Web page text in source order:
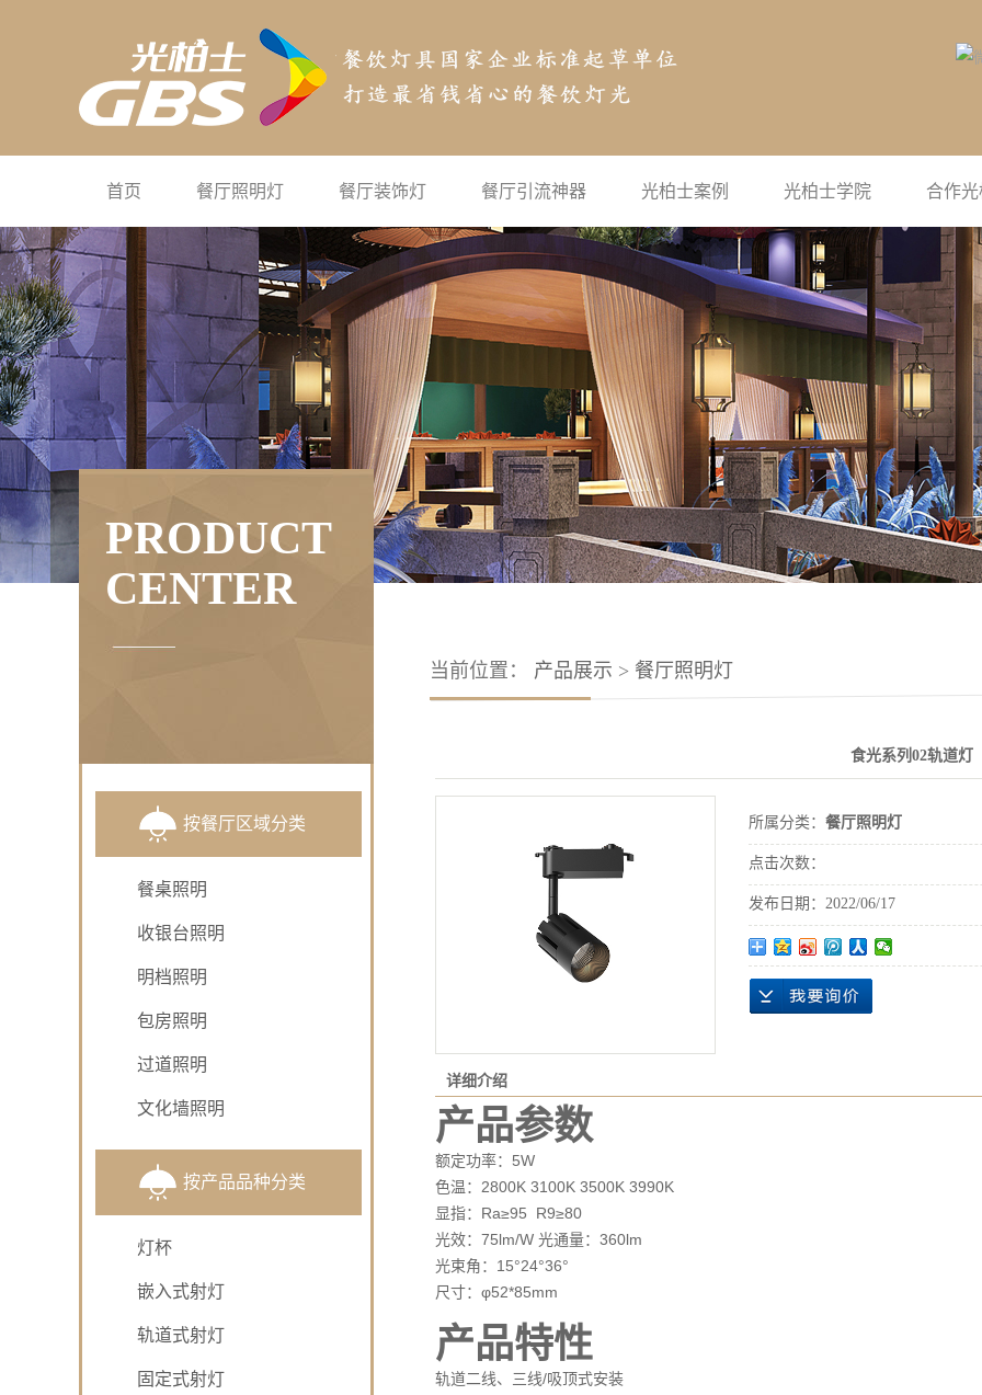
首页 餐厅照明灯 餐厅装饰灯 餐厅引流神器
空气投影
地面互动投影
宴会厅全息投影
光柏士案例 光柏士学院
公司新闻
行业新闻
灯光学院
合作
PRODUCT
CENTER
按餐厅区域分类
餐桌照明
收银台照明
明档照明
包房照明
过道照明
文化墙照明
按产品品种分类
灯杯
嵌入式射灯
轨道式射灯
固定式射灯
当前位置： 产品展示 > 餐厅照明灯
食光系列02轨道灯
所属分类： 餐厅照明灯
点击次数：
发布日期： 2022/06/17
详细介绍
产品参数
额定功率：5W
色温：2800K 3100K 3500K 3990K
显指：Ra≥95 R9≥80
光效：75lm/W 光通量：360lm
光束角：15°24°36°
尺寸：φ52*85mm
产品特性
轨道二线、三线/吸顶式安装